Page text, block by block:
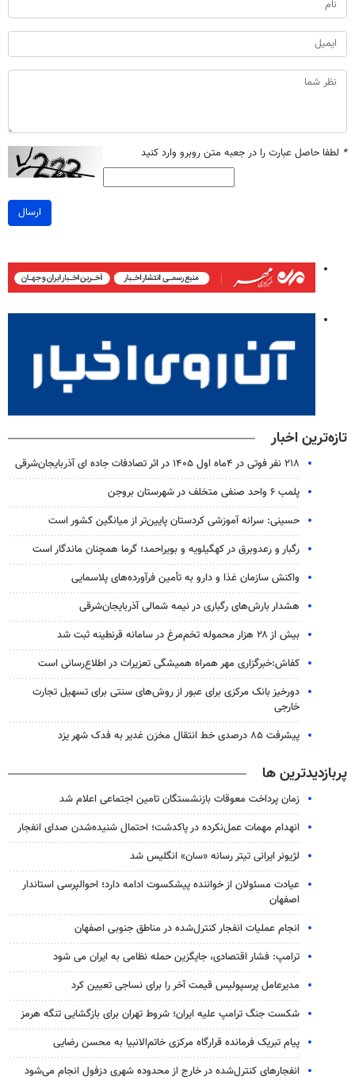
* لطفا حاصل عبارت را در جعبه متن روبرو وارد کنید
ارسال
تازه‌ترین اخبار
۲۱۸ نفر فوتی در ۴ماه اول ۱۴۰۵ در اثر تصادفات جاده ای آذربایجان‌شرقی
پلمب ۶ واحد صنفی متخلف در شهرستان بروجن
حسینی: سرانه آموزشی کردستان پایین‌تر از میانگین کشور است
رگبار و رعدوبرق در کهگیلویه و بویراحمد؛ گرما همچنان ماندگار است
واکنش سازمان غذا و دارو به تأمین فرآورده‌های پلاسمایی
هشدار بارش‌های رگباری در نیمه شمالی آذربایجان‌شرقی
بیش از ۲۸ هزار محموله تخم‌مرغ در سامانه قرنطینه ثبت شد
کفاش:خبرگزاری مهر همراه همیشگی تعزیرات در اطلاع‌رسانی است
دورخیز بانک مرکزی برای عبور از روش‌های سنتی برای تسهیل تجارت
خارجی
پیشرفت ۸۵ درصدی خط انتقال مخزن غدیر به فدک شهر یزد
پربازدیدترین ها
زمان پرداخت معوقات بازنشستگان تامین اجتماعی اعلام شد
انهدام مهمات عمل‌نکرده در پاکدشت؛ احتمال شنیده‌شدن صدای انفجار
لژیونر ایرانی تیتر رسانه «سان» انگلیس شد
عیادت مسئولان از خواننده پیشکسوت ادامه دارد؛ احوالپرسی استاندار
اصفهان
انجام عملیات انفجار کنترل‌شده در مناطق جنوبی اصفهان
ترامپ: فشار اقتصادی، جایگزین حمله نظامی به ایران می شود
مدیرعامل پرسپولیس قیمت آخر را برای نساجی تعیین کرد
شکست جنگ ترامپ علیه ایران؛ شروط تهران برای بازگشایی تنگه هرمز
پیام تبریک فرمانده قرارگاه مرکزی خاتم‌الانبیا به محسن رضایی
انفجارهای کنترل‌شده در خارج از محدوده شهری دزفول انجام می‌شود